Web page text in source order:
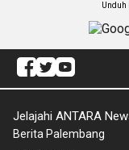
Unduh
Jelajahi ANTARA
Berita Palembang